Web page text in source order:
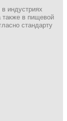
индустриях
также в пищевой
стандарту